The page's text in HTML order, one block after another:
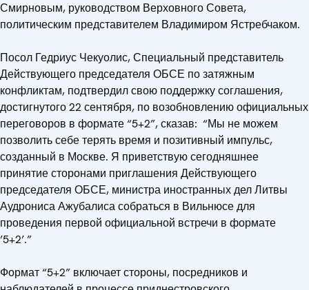
Смирновым, руководством Верховного Совета,
политическим представителем Владимиром Ястребчаком.
Посол Гедриус Чекуолис, Специальный представитель
Действующего председателя ОБСЕ по затяжным
конфликтам, подтвердил свою поддержку соглашения,
достигнутого 22 сентября, по возобновлению официальных
переговоров в формате “5+2”, сказав: “Мы не можем
позволить себе терять время и позитивный импульс,
созданный в Москве. Я приветствую сегодняшнее
принятие сторонами приглашения Действующего
председателя ОБСЕ, министра иностранных дел Литвы
Аудрониса Ажубалиса собраться в Вильнюсе для
проведения первой официальной встречи в формате
’5+2’.”
Формат “5+2” включает стороны, посредников и